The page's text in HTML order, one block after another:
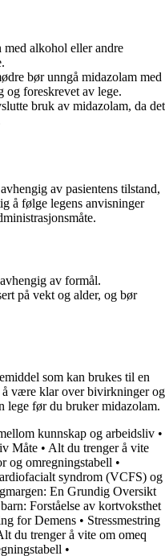
alkohol eller andre
bør unngå midazolam med
og foreskrevet av lege.
bruk av midazolam, da det
av pasientens tilstand,
å følge legens anvisninger
av formål.
på vekt og alder, og bør
som kan brukes til en
være klar over bivirkninger og
lege før du bruker midazolam.
kunnskap og arbeidsliv •
Måte • Alt du trenger å vite
og omregningstabell •
syndrom (VCFS) og
En Grundig Oversikt
Forståelse av kortvoksthet
for Demens • Stressmestring
du trenger å vite om omeq
•